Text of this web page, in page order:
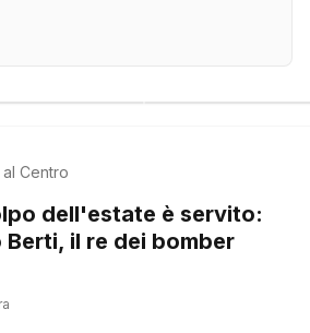
al Centro
dell'estate è servito:
il re dei bomber